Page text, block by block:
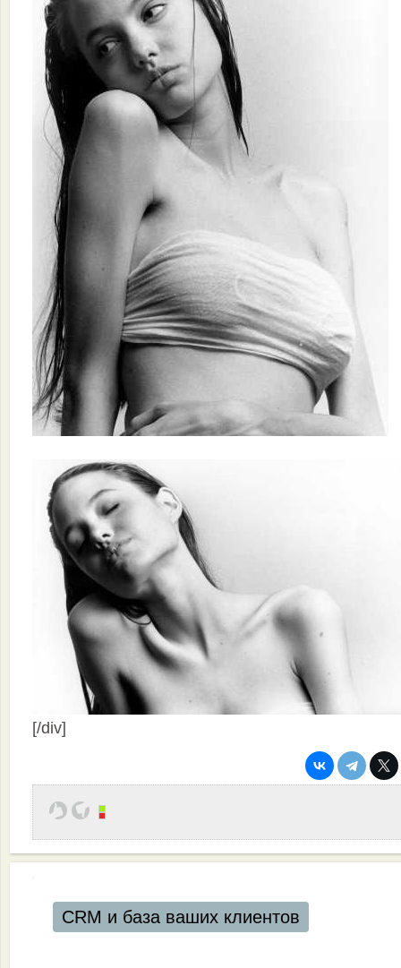
[/div]
CRM и база ваших клиентов